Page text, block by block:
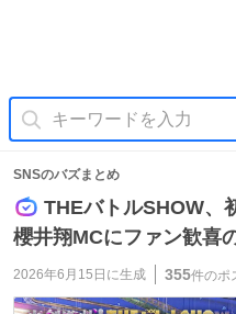
SNSのバズまとめ
THEバトルSHOW、
櫻井翔MCにファン歓喜
2026年6月15日 に生成 355件のポ